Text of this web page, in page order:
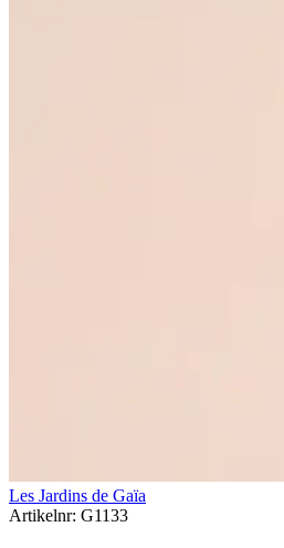
Les Jardins de Gaïa
Artikelnr: G1133